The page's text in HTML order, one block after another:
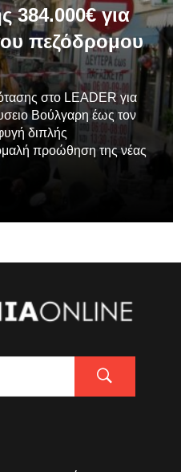
384.000€ για
πεζόδρομου
στο LEADER για
Βούλγαρη έως τον
διπλής
προώθηση της νέας